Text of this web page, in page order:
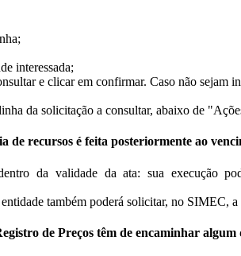
interessada;
e clicar em confirmar. Caso não
da solicitação a consultar, abaixo de
de recursos é feita posteriormente ao
da validade da ata: sua execução
também poderá solicitar, no SIMEC,
de Preços têm de encaminhar